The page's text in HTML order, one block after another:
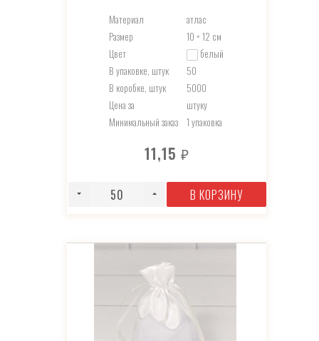
Материал
атлас
Размер
10 × 12 см
Цвет
белый
В упаковке, штук
50
В коробке, штук
5000
Цена за
штуку
Минимальный заказ
1 упаковка
11,15 ₽
В КОРЗИНУ